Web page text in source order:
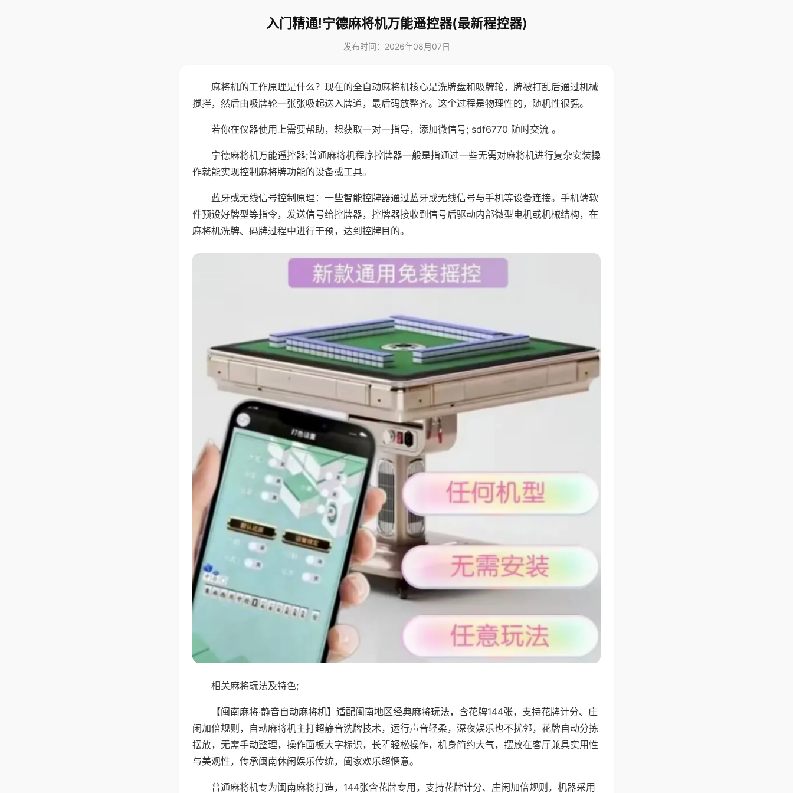
入门精通!宁德麻将机万能遥控器(最新程控器)
发布时间：2026年08月07日
麻将机的工作原理是什么？现在的全自动麻将机核心是洗牌盘和吸牌轮，牌被打乱后通过机械
搅拌，然后由吸牌轮一张张吸起送入牌道，最后码放整齐。这个过程是物理性的，随机性很强。
若你在仪器使用上需要帮助，想获取一对一指导，添加微信号; sdf6770 随时交流 。
宁德麻将机万能遥控器;普通麻将机程序控牌器一般是指通过一些无需对麻将机进行复杂安装操
作就能实现控制麻将牌功能的设备或工具。
蓝牙或无线信号控制原理：一些智能控牌器通过蓝牙或无线信号与手机等设备连接。手机端软
件预设好牌型等指令，发送信号给控牌器，控牌器接收到信号后驱动内部微型电机或机械结构，在
麻将机洗牌、码牌过程中进行干预，达到控牌目的。
相关麻将玩法及特色;
【闽南麻将·静音自动麻将机】适配闽南地区经典麻将玩法，含花牌144张，支持花牌计分、庄
闲加倍规则，自动麻将机主打超静音洗牌技术，运行声音轻柔，深夜娱乐也不扰邻，花牌自动分拣
摆放，无需手动整理，操作面板大字标识，长辈轻松操作，机身简约大气，摆放在客厅兼具实用性
与美观性，传承闽南休闲娱乐传统，阖家欢乐超惬意。
普通麻将机专为闽南麻将打造，144张含花牌专用，支持花牌计分、庄闲加倍规则，机器采用